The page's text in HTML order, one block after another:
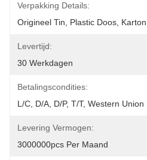
Verpakking Details:
Origineel Tin, Plastic Doos, Karton
Levertijd:
30 Werkdagen
Betalingscondities:
L/C, D/A, D/P, T/T, Western Union
Levering Vermogen:
3000000pcs Per Maand